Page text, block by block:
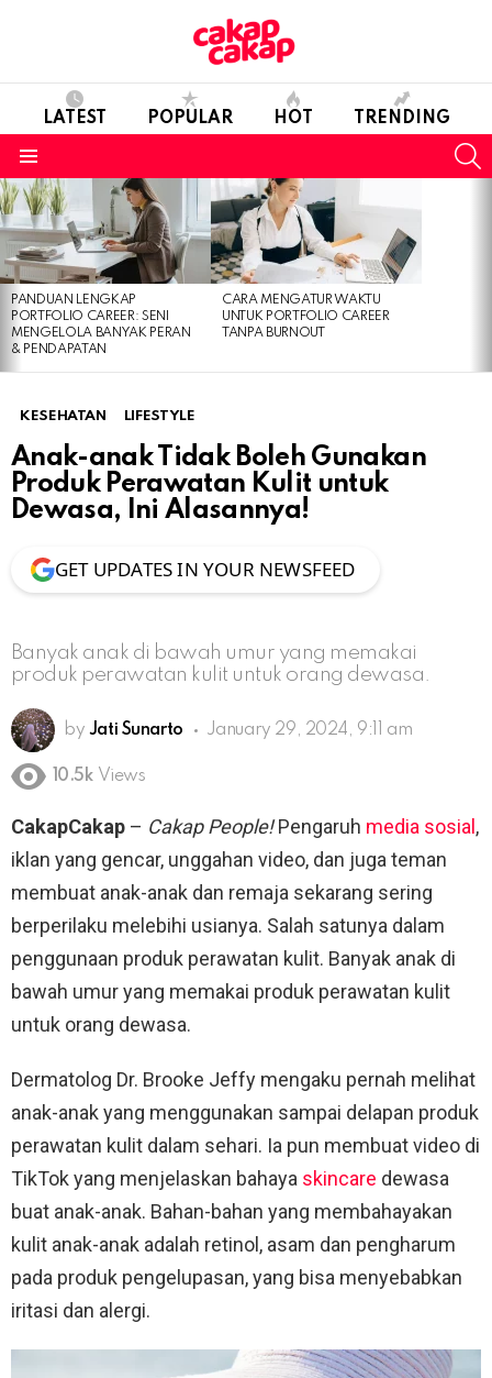
LATEST POPULAR HOT TRENDING
LATEST
STORIES
PANDUAN LENGKAP
PORTFOLIO CAREER: SENI
MENGELOLA BANYAK PERAN
& PENDAPATAN
CARA MENGATUR WAKTU
UNTUK PORTFOLIO CAREER
TANPA BURNOUT
KESEHATAN LIFESTYLE
Anak-anak Tidak Boleh Gunakan
Produk Perawatan Kulit untuk
Dewasa, Ini Alasannya!
GET UPDATES IN YOUR NEWSFEED
Banyak anak di bawah umur yang memakai
produk perawatan kulit untuk orang dewasa.
by Jati Sunarto January 29, 2024, 9:11 am
10.5k Views
CakapCakap – Cakap People!Pengaruh media sosial ,
iklan yang gencar, unggahan video, dan juga teman
membuat anak-anak dan remaja sekarang sering
berperilaku melebihi usianya. Salah satunya dalam
penggunaan produk perawatan kulit. Banyak anak di
bawah umur yang memakai produk perawatan kulit
untuk orang dewasa.
Dermatolog Dr. Brooke Jeffy mengaku pernah melihat
anak-anak yang menggunakan sampai delapan produk
perawatan kulit dalam sehari. Ia pun membuat video di
TikTok yang menjelaskan bahaya skincare dewasa
buat anak-anak. Bahan-bahan yang membahayakan
kulit anak-anak adalah retinol, asam dan pengharum
pada produk pengelupasan, yang bisa menyebabkan
iritasi dan alergi.